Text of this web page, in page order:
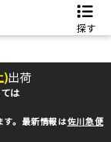
探す
)出荷
は
。最新情報は佐川急便